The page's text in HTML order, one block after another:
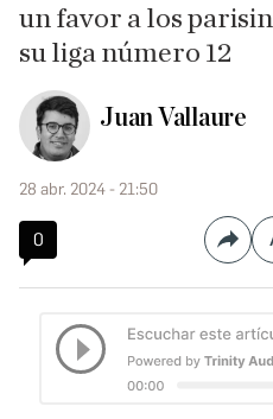
un favor a los
su liga número 12
Juan Vallaure
28 abr. 2024 - 21:50
0